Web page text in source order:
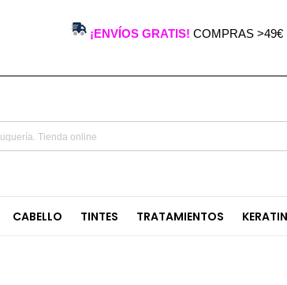
¡ENVÍOS GRATIS! COMPRAS >49€
CABELLO TINTES TRATAMIENTOS